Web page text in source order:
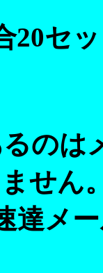
20セ
のは
せん
達メ